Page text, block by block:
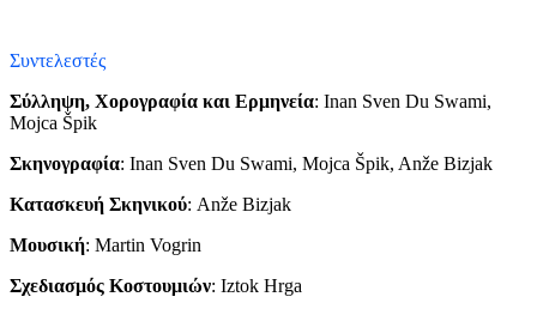
Συντελεστές
Σύλληψη, Χορογραφία και Ερμηνεία: Inan Sven Du Swami,
Mojca Špik
Σκηνογραφία: Inan Sven Du Swami, Mojca Špik, Anže Bizjak
Κατασκευή Σκηνικού: Anže Bizjak
Μουσική: Martin Vogrin
Σχεδιασμός Κοστουμιών: Iztok Hrga